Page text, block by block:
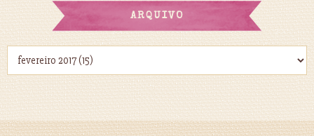
ARQUIVO